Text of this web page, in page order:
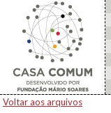
Voltar aos arquivos